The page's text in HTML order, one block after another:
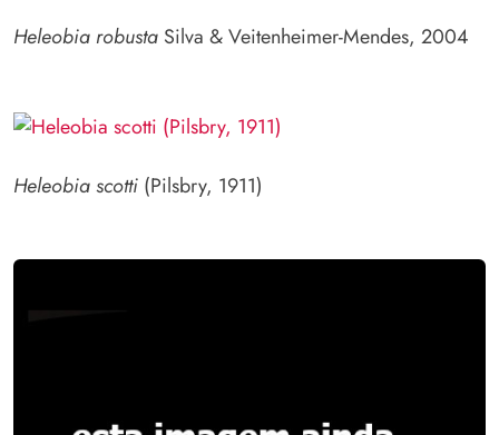
Heleobia robusta Silva & Veitenheimer-Mendes, 2004
Heleobia scotti (Pilsbry, 1911)